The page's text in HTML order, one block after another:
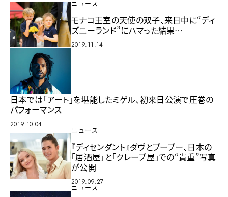
ニュース
モナコ王室の天使の双子、来日中に“ディ
ズニーランド”にハマった結果…
2019.11.14
日本では「アート」を堪能したミゲル、初来日公演で圧巻の
パフォーマンス
2019.10.04
ニュース
『ディセンダント』ダヴとブーブー、日本の
「居酒屋」と「クレープ屋」での“貴重”写真
が公開
2019.09.27
ニュース